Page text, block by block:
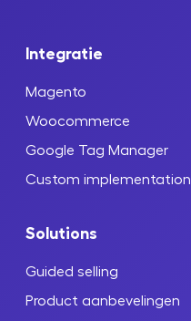
Integratie
Magento
Woocommerce
Google Tag Manager
Custom implementation
Solutions
Guided selling
Product aanbevelingen